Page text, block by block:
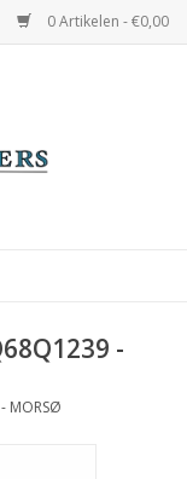
0 Artikelen - €0,00
-
MORSØ